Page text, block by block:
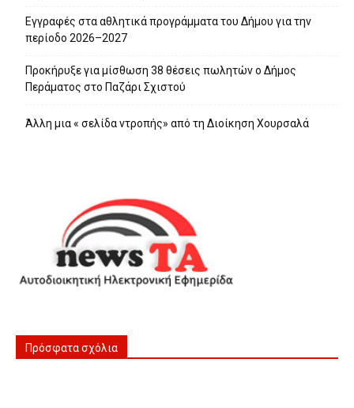
Εγγραφές στα αθλητικά προγράμματα του Δήμου για την
περίοδο 2026–2027
Προκήρυξε για μίσθωση 38 θέσεις πωλητών ο Δήμος
Περάματος στο Παζάρι Σχιστού
Άλλη μια « σελίδα ντροπής» από τη Διοίκηση Χουρσαλά
Πρόσφατα σχόλια